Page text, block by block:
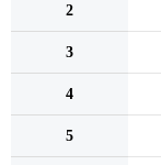
2
3
4
5